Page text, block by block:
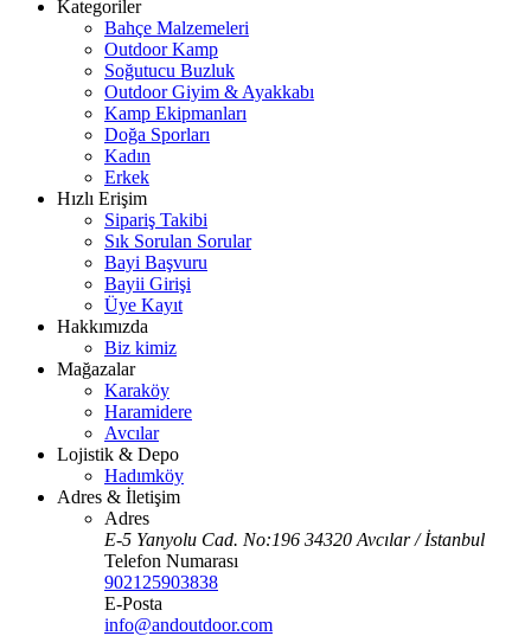
Kategoriler
Bahçe Malzemeleri
Outdoor Kamp
Soğutucu Buzluk
Outdoor Giyim & Ayakkabı
Kamp Ekipmanları
Doğa Sporları
Kadın
Erkek
Hızlı Erişim
Sipariş Takibi
Sık Sorulan Sorular
Bayi Başvuru
Bayii Girişi
Üye Kayıt
Hakkımızda
Biz kimiz
Mağazalar
Karaköy
Haramidere
Avcılar
Lojistik & Depo
Hadımköy
Adres & İletişim
Adres
E-5 Yanyolu Cad. No:196 34320 Avcılar / İstanbul
Telefon Numarası
902125903838
E-Posta
info@andoutdoor.com